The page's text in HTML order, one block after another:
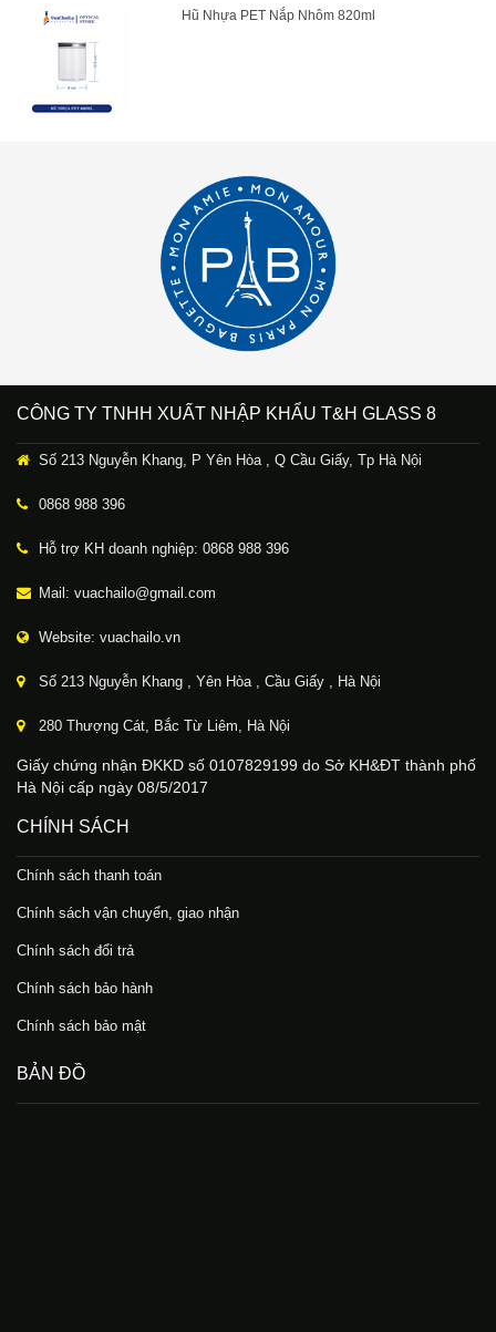
Hũ Nhựa PET Nắp Nhôm 820ml
CÔNG TY TNHH XUẤT NHẬP KHẨU T&H GLASS 8
Số 213 Nguyễn Khang, P Yên Hòa , Q Cầu Giấy, Tp Hà Nội
0868 988 396
Hỗ trợ KH doanh nghiệp: 0868 988 396
Mail: vuachailo@gmail.com
Website: vuachailo.vn
Số 213 Nguyễn Khang , Yên Hòa , Cầu Giấy , Hà Nội
280 Thượng Cát, Bắc Từ Liêm, Hà Nội
Giấy chứng nhận ĐKKD số 0107829199 do Sở KH&ĐT thành phố
Hà Nội cấp ngày 08/5/2017
CHÍNH SÁCH
Chính sách thanh toán
Chính sách vận chuyển, giao nhận
Chính sách đổi trả
Chính sách bảo hành
Chính sách bảo mật
BẢN ĐỒ